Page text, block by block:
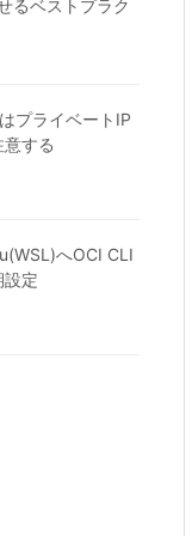
るベストプラク
プライベートIP
する
へOCI CLI
設定